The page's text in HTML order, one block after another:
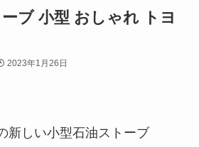
ブ 小型 おしゃれ トヨ
2023年1月26日
新しい小型石油ストーブ